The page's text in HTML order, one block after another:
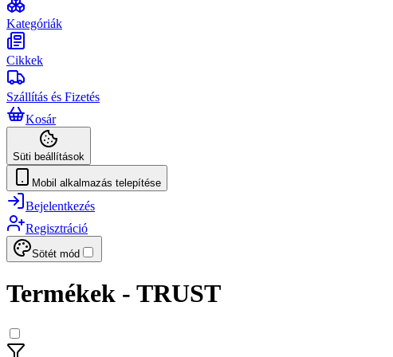
Kategóriák
Cikkek
Szállítás és Fizetés
Kosár
Süti beállítások
Mobil alkalmazás telepítése
Bejelentkezés
Regisztráció
Sötét mód
Termékek - TRUST